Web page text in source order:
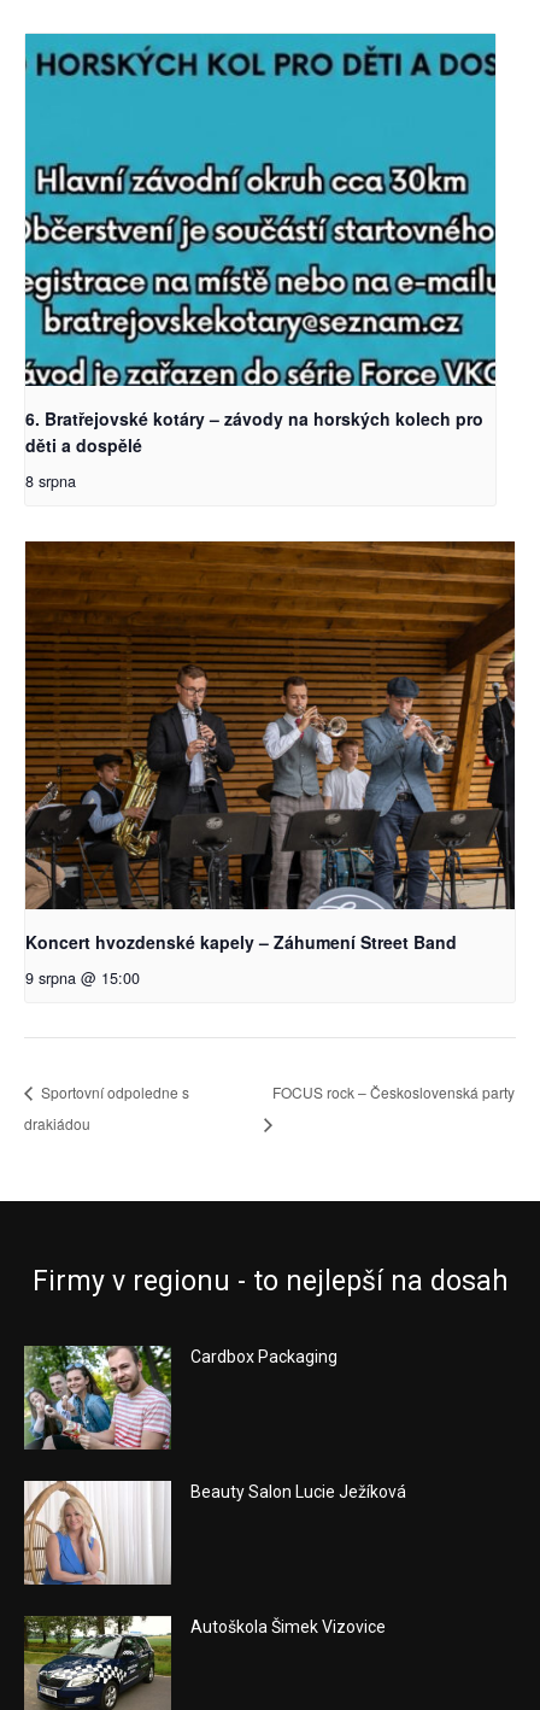
6. Bratřejovské kotáry – závody na horských kolech pro
děti a dospělé
8 srpna
Koncert hvozdenské kapely – Záhumení Street Band
9 srpna @ 15:00
Sportovní odpoledne s
drakiádou
FOCUS rock – Československá party
Firmy v regionu - to nejlepší na dosah
Cardbox Packaging
Beauty Salon Lucie Ježíková
Autoškola Šimek Vizovice